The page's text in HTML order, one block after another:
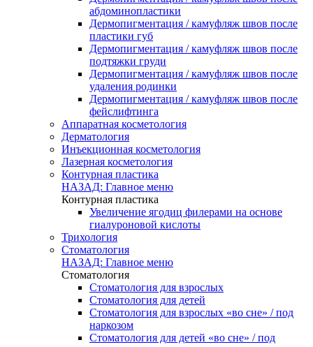
абдоминопластики
Дермопигментация / камуфляж швов после
пластики губ
Дермопигментация / камуфляж швов после
подтяжки груди
Дермопигментация / камуфляж швов после
удаления родинки
Дермопигментация / камуфляж швов после
фейслифтинга
Аппаратная косметология
Дерматология
Инъекционная косметология
Лазерная косметология
Контурная пластика
НАЗАД: Главное меню
Контурная пластика
Увеличение ягодиц филерами на основе
гиалуроновой кислоты
Трихология
Стоматология
НАЗАД: Главное меню
Стоматология
Стоматология для взрослых
Стоматология для детей
Стоматология для взрослых «во сне» / под
наркозом
Стоматология для детей «во сне» / под